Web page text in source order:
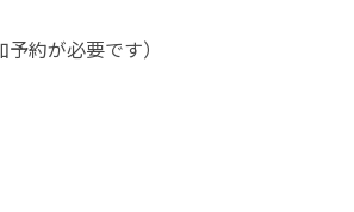
約が必要です）